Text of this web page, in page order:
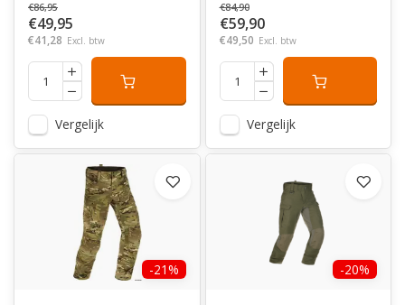
€86,95
€49,95
€41,28 Excl. btw
Vergelijk
€84,90
€59,90
€49,50 Excl. btw
Vergelijk
-21% -20%